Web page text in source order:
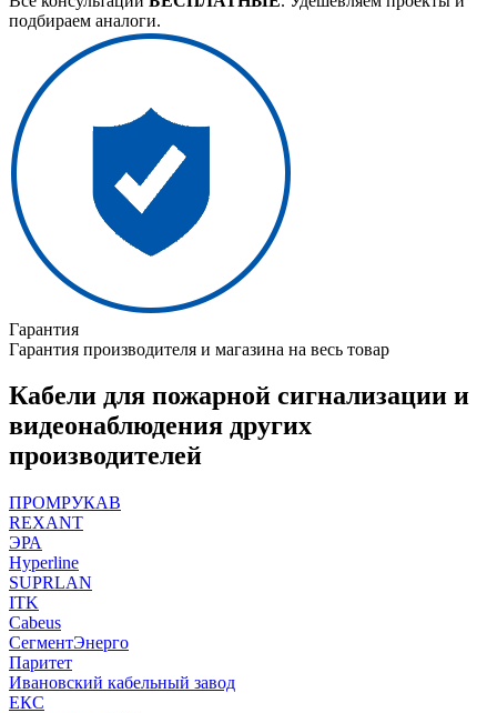
подбираем аналоги.
Гарантия
Гарантия производителя и магазина на весь товар
Кабели для пожарной сигнализации и
видеонаблюдения других
производителей
ПРОМРУКАВ
REXANT
ЭРА
Hyperline
SUPRLAN
ITK
Cabeus
СегментЭнерго
Паритет
Ивановский кабельный завод
ЕКС